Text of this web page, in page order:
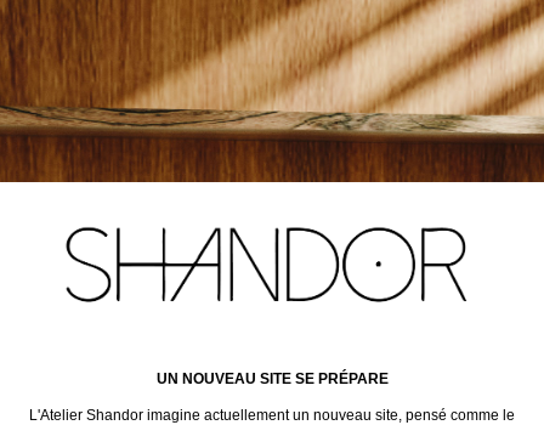
UN NOUVEAU SITE SE PRÉPARE
L'Atelier Shandor imagine actuellement un nouveau site, pensé comme le